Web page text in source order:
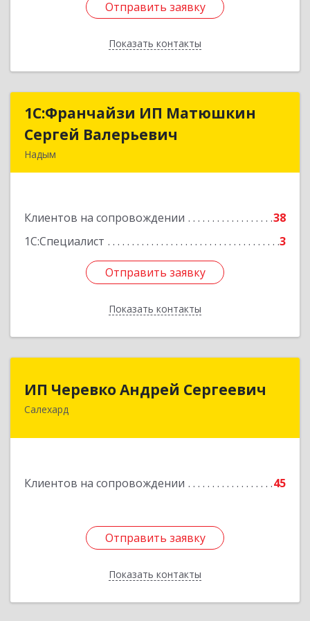
Отправить заявку
Показать контакты
Отправить заявку
Назад
1С:Франчайзи ИП Матюшкин
Сергей Валерьевич
Надым
Клиентов на сопровождении
38
1С:Специалист
3
Отправить заявку
Показать контакты
1С:Франчайзи ИП Матюшкин
Сергей Валерьевич
Подробнее
Отправить заявку
Назад
ИП Черевко Андрей Сергеевич
Салехард
Клиентов на сопровождении 45
Отправить заявку
Показать контакты
ИП Черевко Андрей Сергеевич
629003, Ямало-Ненецкий АО, Салехард г,
Отправить заявку
Назад